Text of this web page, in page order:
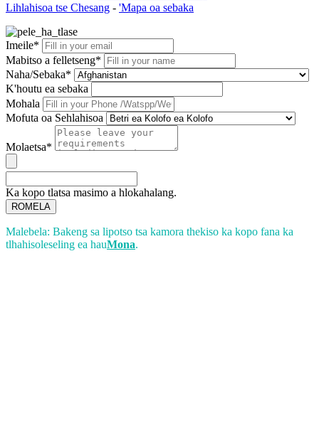
Lihlahisoa tse Chesang - 'Mapa oa sebaka
Imeile*
Mabitso a felletseng*
Naha/Sebaka*
K'houtu ea sebaka
Mohala
Mofuta oa Sehlahisoa
Molaetsa*
Ka kopo tlatsa masimo a hlokahalang.
ROMELA
Malebela: Bakeng sa lipotso tsa kamora thekiso ka kopo fana ka
tlhahisoleseling ea hauMona.